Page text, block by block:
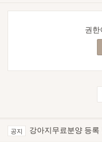
권
공지 강아지무료분양 등